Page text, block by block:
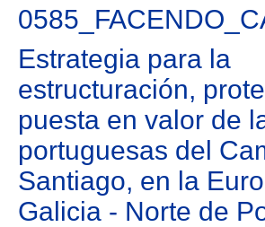
Estrategia para la
estructuración,
puesta en valor de
portuguesas del
Santiago, en la
Galicia - Norte de